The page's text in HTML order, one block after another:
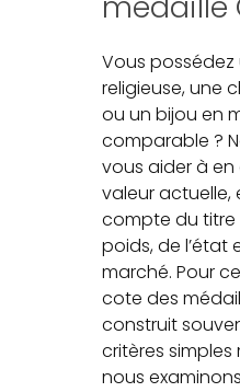
Vous
religieuse, une
ou un bijou en
comparable ?
vous aider à
valeur actuelle,
compte du titre
poids, de l’état
marché. Pour
cote des
construit
critères simples
nous